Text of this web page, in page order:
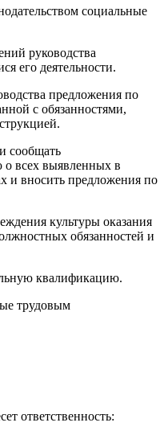
социальные
руководства
его деятельности.
предложения по
с обязанностями,
сообщать
о всех выявленных в
и вносить предложения по
культуры оказания
обязанностей и
квалификацию.
трудовым
ответственность: